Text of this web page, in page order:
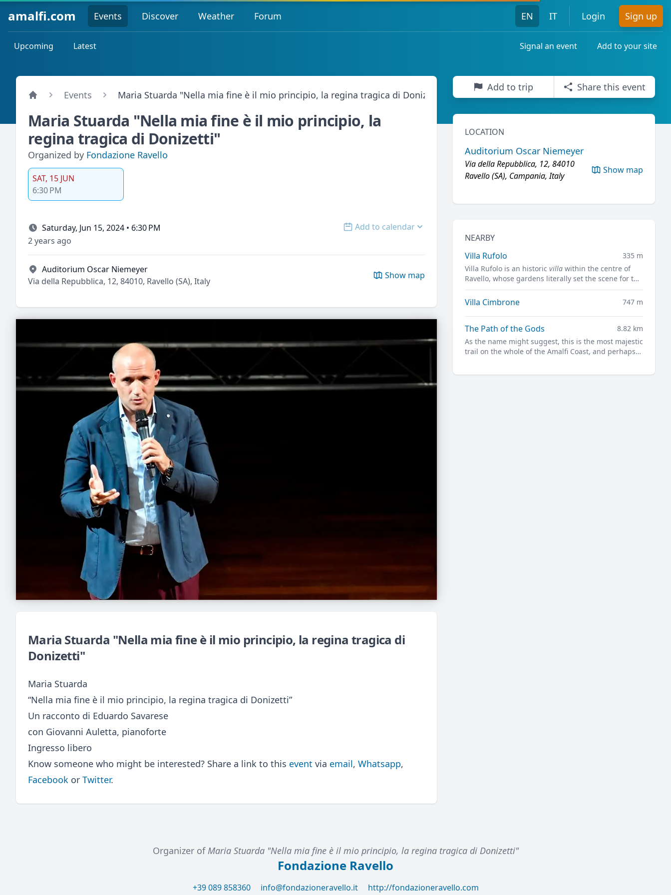
amalfi.com Events Discover Weather Forum EN IT Login Sign up
Upcoming Latest Signal an event Add to your site
Events Maria Stuarda "Nella mia fine è il mio principio, la regina tragica di Donizetti"
Maria Stuarda "Nella mia fine è il mio principio, la
regina tragica di Donizetti"
Organized by Fondazione Ravello
SAT, 15 JUN
6:30 PM
Saturday, Jun 15, 2024 • 6:30 PM Open options
Add to calendar
2 years ago
Auditorium Oscar Niemeyer
Via della Repubblica, 12, 84010, Ravello (SA), Italy
Show map
Maria Stuarda "Nella mia fine è il mio principio, la regina tragica di
Donizetti"
Maria Stuarda
“Nella mia fine è il mio principio, la regina tragica di Donizetti”
Un racconto di Eduardo Savarese
con Giovanni Auletta, pianoforte
Ingresso libero
Know someone who might be interested? Share a link to this event via email, Whatsapp,
Facebook or Twitter.
Add to trip Share this event
LOCATION
Auditorium Oscar Niemeyer
Via della Repubblica, 12, 84010
Ravello (SA), Campania, Italy
Show map
NEARBY
Villa Rufolo
335 m
Villa Rufolo is an historic villawithin the centre of
Ravello, whose gardens literally set the scene for the
famous open-air Ravello Festival concerts
overlooking the Mediterranean.
Villa Cimbrone 747 m
The Path of the Gods
8.82 km
As the name might suggest, this is the most majestic
trail on the whole of the Amalfi Coast, and perhaps
Organizer ofMaria Stuarda "Nella mia fine è il mio principio, la regina tragica di Donizetti"
Fondazione Ravello
+39 089 858360 info@fondazioneravello.it http://fondazioneravello.com